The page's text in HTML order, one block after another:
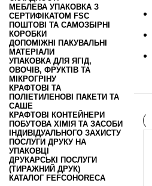
МЕБЛЕВА УПАКОВКА З
СЕРТИФІКАТОМ FSC
ПОШТОВІ ТА САМОЗБІРНІ
КОРОБКИ
ДОПОМІЖНІ ПАКУВАЛЬНІ
МАТЕРІАЛИ
УПАКОВКА ДЛЯ ЯГІД,
ОВОЧІВ, ФРУКТІВ ТА
МІКРОГРІНУ
КРАФТОВІ ТА
ПОЛІЕТИЛЕНОВІ ПАКЕТИ ТА
САШЕ
КРАФТОВІ КОНТЕЙНЕРИ
ПОБУТОВА ХІМІЯ ТА ЗАСОБИ
ІНДИВІДУАЛЬНОГО ЗАХИСТУ
ПОСЛУГИ ДРУКУ НА
УПАКОВЦІ
ДРУКАРСЬКІ ПОСЛУГИ
(ТИРАЖНИЙ ДРУК)
КАТАЛОГ FEFCOHORECA